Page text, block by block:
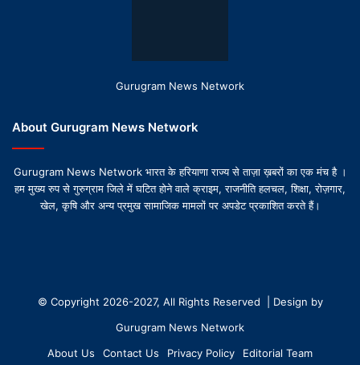
Gurugram News Network
About Gurugram News Network
Gurugram News Network भारत के हरियाणा राज्य से ताज़ा ख़बरों का एक मंच है ।
हम मुख्य रुप से गुरुग्राम जिले में घटित होने वाले क्राइम, राजनीति हलचल, शिक्षा, रोज़गार,
खेल, कृषि और अन्य प्रमुख सामाजिक मामलों पर अपडेट प्रकाशित करते हैं।
© Copyright 2026-2027, All Rights Reserved | Design by
Gurugram News Network
About Us
Contact Us Privacy Policy Editorial Team